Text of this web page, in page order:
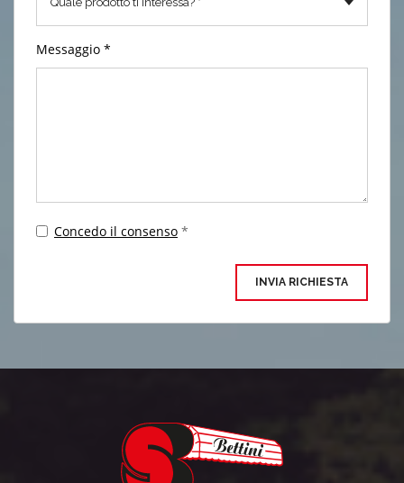
Messaggio *
Concedo il consenso *
INVIA RICHIESTA